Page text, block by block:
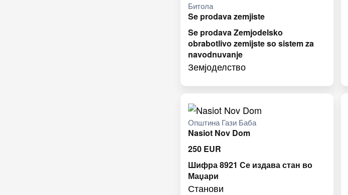
Битола
Se prodava zemjiste
Se prodava Zemjodelsko
obrabotlivo zemijste so sistem za
navodnuvanje
Земјоделство
Општина Гази Баба
Nasiot Nov Dom
250 EUR
Шифра 8921 Се издава стан во
Маџари
Станови